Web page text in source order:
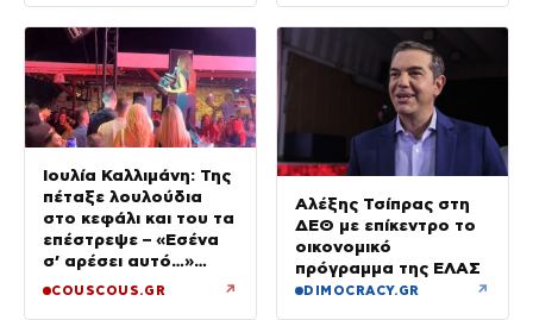
Ιουλία Καλλιμάνη: Της
πέταξε λουλούδια
στο κεφάλι και του τα
επέστρεψε – «Εσένα
σ’ αρέσει αυτό…»
(βίντεο)
COUSCOUS.GR ↗
Αλέξης Τσίπρας στη
ΔΕΘ με επίκεντρο το
οικονομικό
πρόγραμμα της ΕΛΑΣ
DIMOCRACY.GR ↗